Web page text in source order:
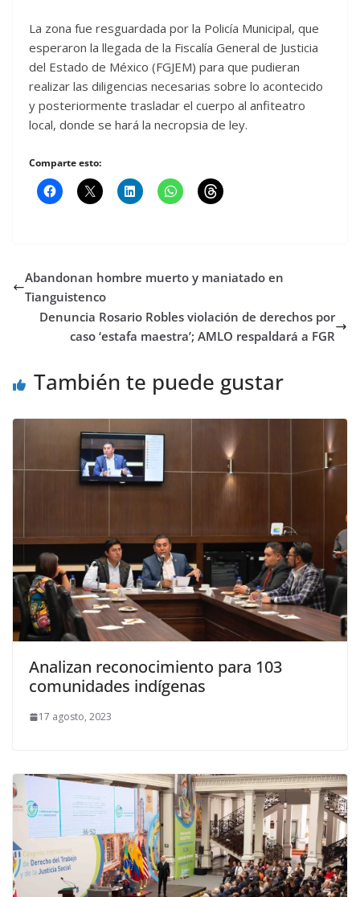
La zona fue resguardada por la Policía Municipal, que
esperaron la llegada de la Fiscalía General de Justicia
del Estado de México (FGJEM) para que pudieran
realizar las diligencias necesarias sobre lo acontecido
y posteriormente trasladar el cuerpo al anfiteatro
local, donde se hará la necropsia de ley.
Comparte esto:
Abandonan hombre muerto y maniatado en
Tianguistenco
Denuncia Rosario Robles violación de derechos por
caso ‘estafa maestra’; AMLO respaldará a FGR
También te puede gustar
Analizan reconocimiento para 103
comunidades indígenas
17 agosto, 2023